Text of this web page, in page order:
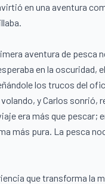
en una aventura
aventura de pesca
en la oscuridad,
los trucos del
y Carlos sonrió,
era más que pescar;
más pura. La pesca
que transforma la